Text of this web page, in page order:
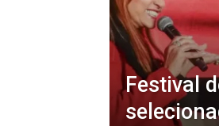
Festival